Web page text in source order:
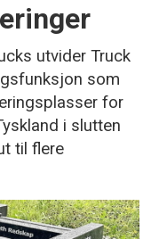
utvider Truck
som
for
i slutten
til flere